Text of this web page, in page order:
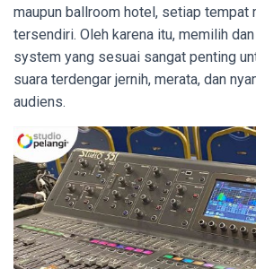
maupun ballroom hotel, setiap tempat
tersendiri. Oleh karena itu, memilih
system yang sesuai sangat penting
suara terdengar jernih, merata, dan
audiens.